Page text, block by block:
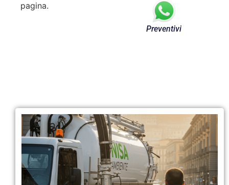
pagina.
Preventivi